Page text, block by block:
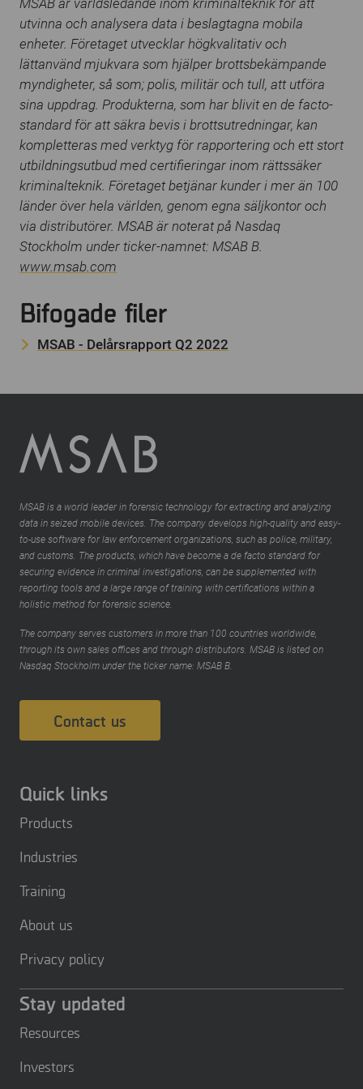
MSAB är världsledande inom kriminalteknik för att
utvinna och analysera data i beslagtagna mobila
enheter. Företaget utvecklar högkvalitativ och
lättanvänd mjukvara som hjälper brottsbekämpande
myndigheter, så som; polis, militär och tull, att utföra
sina uppdrag. Produkterna, som har blivit en de facto-
standard för att säkra bevis i brottsutredningar, kan
kompletteras med verktyg för rapportering och ett stort
utbildningsutbud med certifieringar inom rättssäker
kriminalteknik. Företaget betjänar kunder i mer än 100
länder över hela världen, genom egna säljkontor och
via distributörer. MSAB är noterat på Nasdaq
Stockholm under ticker-namnet: MSAB B.
www.msab.com
Bifogade filer
MSAB - Delårsrapport Q2 2022
MSAB is a world leader in forensic technology for extracting and analyzing
data in seized mobile devices. The company develops high-quality and easy-
to-use software for law enforcement organizations, such as police, military,
and customs. The products, which have become a de facto standard for
securing evidence in criminal investigations, can be supplemented with
reporting tools and a large range of training with certifications within a
holistic method for forensic science.
The company serves customers in more than 100 countries worldwide,
through its own sales offices and through distributors. MSAB is listed on
Nasdaq Stockholm under the ticker name: MSAB B.
Contact us
Quick links
Products
Industries
Training
About us
Privacy policy
Stay updated
Resources
Investors